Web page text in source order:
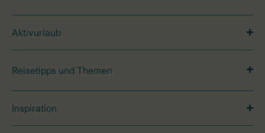
Aktivurlaub
Reisetipps und Themen
Inspiration